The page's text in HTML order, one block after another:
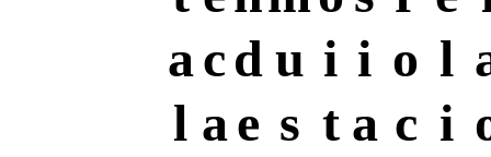
acd u i i o l
l ae s t a c i